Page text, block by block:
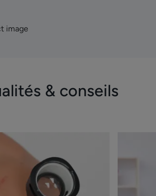
& conseils
savoir